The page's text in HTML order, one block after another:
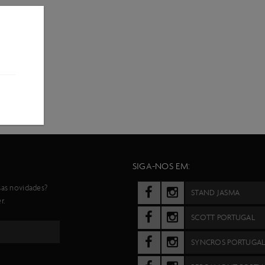
novidades?
SIGA-NOS EM:
STAND JASMA
SCOTT PORTUGAL
SYNCROS PORTUGAL